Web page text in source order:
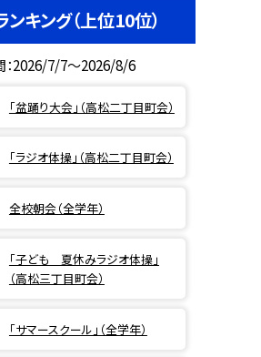
キング（上位10位）
：2026/7/7～2026/8/6
「盆踊り大会」（高松二丁目町会）
「ラジオ体操」（高松二丁目町会）
全校朝会（全学年）
「子ども 夏休みラジオ体操」
（高松三丁目町会）
「サマースクール」（全学年）